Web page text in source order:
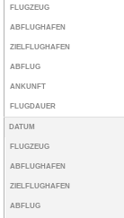
FLUGZEUG
ABFLUGHAFEN
ZIELFLUGHAFEN
ABFLUG
ANKUNFT
FLUGDAUER
DATUM
FLUGZEUG
ABFLUGHAFEN
ZIELFLUGHAFEN
ABFLUG